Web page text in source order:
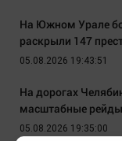
На Южном Урале
раскрыли 147
05.08.2026 19:43:51
На дорогах
масштабные
05.08.2026 19:35:00